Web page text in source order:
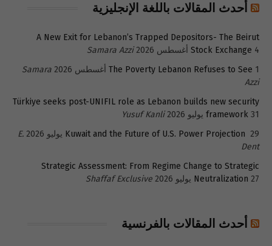
أحدث المقالات باللغة الإنجليزية
A New Exit for Lebanon’s Trapped Depositors- The Beirut
Stock Exchange 4 أغسطس 2026
Samara Azzi
The Poverty Lebanon Refuses to See 1 أغسطس 2026
Samara
Azzi
Türkiye seeks post-UNIFIL role as Lebanon builds new security
framework 31 يوليو 2026
Yusuf Kanli
Kuwait and the Future of U.S. Power Projection 29 يوليو 2026
E.
Dent
Strategic Assessment: From Regime Change to Strategic
Neutralization 27 يوليو 2026 Shaffaf Exclusive
أحدث المقالات بالفرنسية